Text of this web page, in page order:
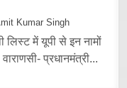
Kumar Singh
लिस्ट में यूपी से इन नामों
प्रधानमंत्री...